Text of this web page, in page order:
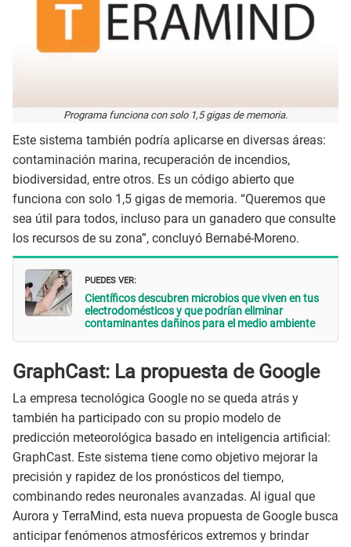
Programa funciona con solo 1,5 gigas de memoria.
Este sistema también podría aplicarse en diversas áreas:
contaminación marina, recuperación de incendios,
biodiversidad, entre otros. Es un código abierto que
funciona con solo 1,5 gigas de memoria. “Queremos que
sea útil para todos, incluso para un ganadero que consulte
los recursos de su zona”, concluyó Bernabé-Moreno.
PUEDES VER:
Científicos descubren microbios que viven en tus
electrodomésticos y que podrían eliminar
contaminantes dañinos para el medio ambiente
GraphCast: La propuesta de Google
La empresa tecnológica Google no se queda atrás y
también ha participado con su propio modelo de
predicción meteorológica basado en inteligencia artificial:
GraphCast. Este sistema tiene como objetivo mejorar la
precisión y rapidez de los pronósticos del tiempo,
combinando redes neuronales avanzadas. Al igual que
Aurora y TerraMind, esta nueva propuesta de Google busca
anticipar fenómenos atmosféricos extremos y brindar